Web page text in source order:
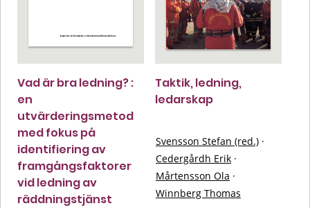
Vad är bra ledning? :
en
utvärderingsmetod
med fokus på
identifiering av
framgångsfaktorer
vid ledning av
räddningstjänst
Taktik, ledning,
ledarskap
Svensson Stefan (red.) ·
Cedergårdh Erik ·
Mårtensson Ola ·
Winnberg Thomas